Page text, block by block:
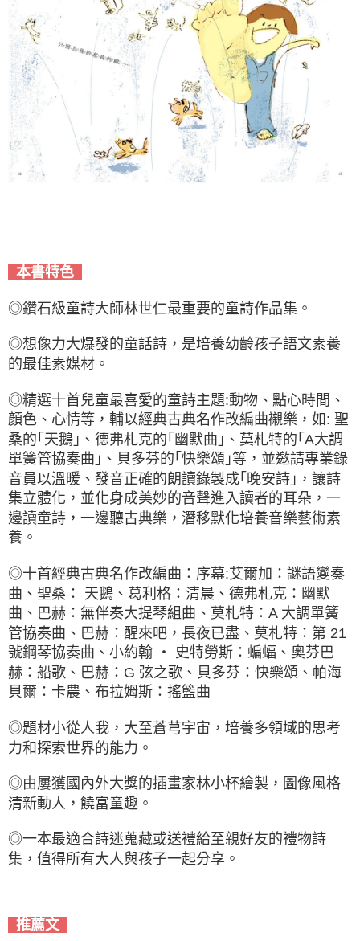
本書特色
◎鑽石級童詩大師林世仁最重要的童詩作品集。
◎想像力大爆發的童話詩，是培養幼齡孩子語文素養
的最佳素媒材。
◎精選十首兒童最喜愛的童詩主題:動物、點心時間、
顏色、心情等，輔以經典古典名作改編曲襯樂，如: 聖
桑的｢天鵝｣、德弗札克的｢幽默曲｣、莫札特的｢A大調
單簧管協奏曲｣、貝多芬的｢快樂頌｣等，並邀請專業錄
音員以溫暖、發音正確的朗讀錄製成｢晚安詩｣，讓詩
集立體化，並化身成美妙的音聲進入讀者的耳朵，一
邊讀童詩，一邊聽古典樂，潛移默化培養音樂藝術素
養。
◎十首經典古典名作改編曲：序幕:艾爾加：謎語變奏
曲、聖桑： 天鵝、葛利格：清晨、德弗札克：幽默
曲、巴赫：無伴奏大提琴組曲、莫札特：A 大調單簧
管協奏曲、巴赫：醒來吧，長夜已盡、莫札特：第 21
號鋼琴協奏曲、小約翰 ‧ 史特勞斯：蝙蝠、奧芬巴
赫：船歌、巴赫：G 弦之歌、貝多芬：快樂頌、帕海
貝爾：卡農、布拉姆斯：搖籃曲
◎題材小從人我，大至蒼芎宇宙，培養多領域的思考
力和探索世界的能力。
◎由屢獲國內外大獎的插畫家林小杯繪製，圖像風格
清新動人，饒富童趣。
◎一本最適合詩迷蒐藏或送禮給至親好友的禮物詩
集，值得所有大人與孩子一起分享。
推薦文